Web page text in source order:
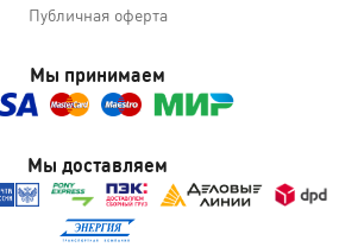
Публичная оферта
Мы принимаем
Мы доставляем